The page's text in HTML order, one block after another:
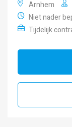
Arnhem
Niet nader
Tijdelijk